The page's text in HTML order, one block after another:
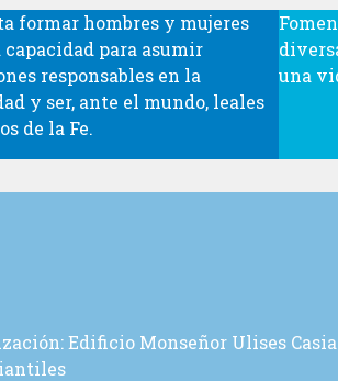
formar hombres y mujeres
capacidad para asumir
responsables en la
y ser, ante el mundo, leales
de la Fe.
una
Edificio Monseñor Ulises